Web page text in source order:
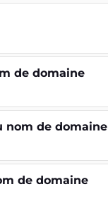
de domaine
nom de domaine
de domaine